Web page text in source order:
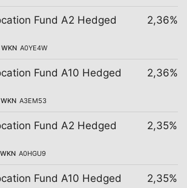
Fund A2 Hedged
WKN A0YE4W
2,36%
Fund A10 Hedged
WKN A3EM53
2,36%
Fund A2 Hedged
WKN A0HGU9
2,35%
Fund A10 Hedged
2,35%